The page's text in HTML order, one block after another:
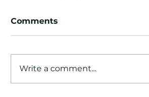
Comments
Write a comment...